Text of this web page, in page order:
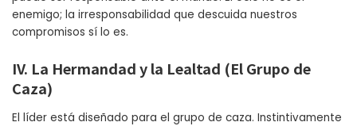
enemigo; la irresponsabilidad que descuida nuestros
compromisos sí lo es.
IV. La Hermandad y la Lealtad (El Grupo de
Caza)
El líder está diseñado para el grupo de caza. Instintivamente